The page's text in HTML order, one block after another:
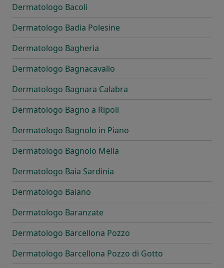
Dermatologo Bacoli
Dermatologo Badia Polesine
Dermatologo Bagheria
Dermatologo Bagnacavallo
Dermatologo Bagnara Calabra
Dermatologo Bagno a Ripoli
Dermatologo Bagnolo in Piano
Dermatologo Bagnolo Mella
Dermatologo Baia Sardinia
Dermatologo Baiano
Dermatologo Baranzate
Dermatologo Barcellona Pozzo
Dermatologo Barcellona Pozzo di Gotto